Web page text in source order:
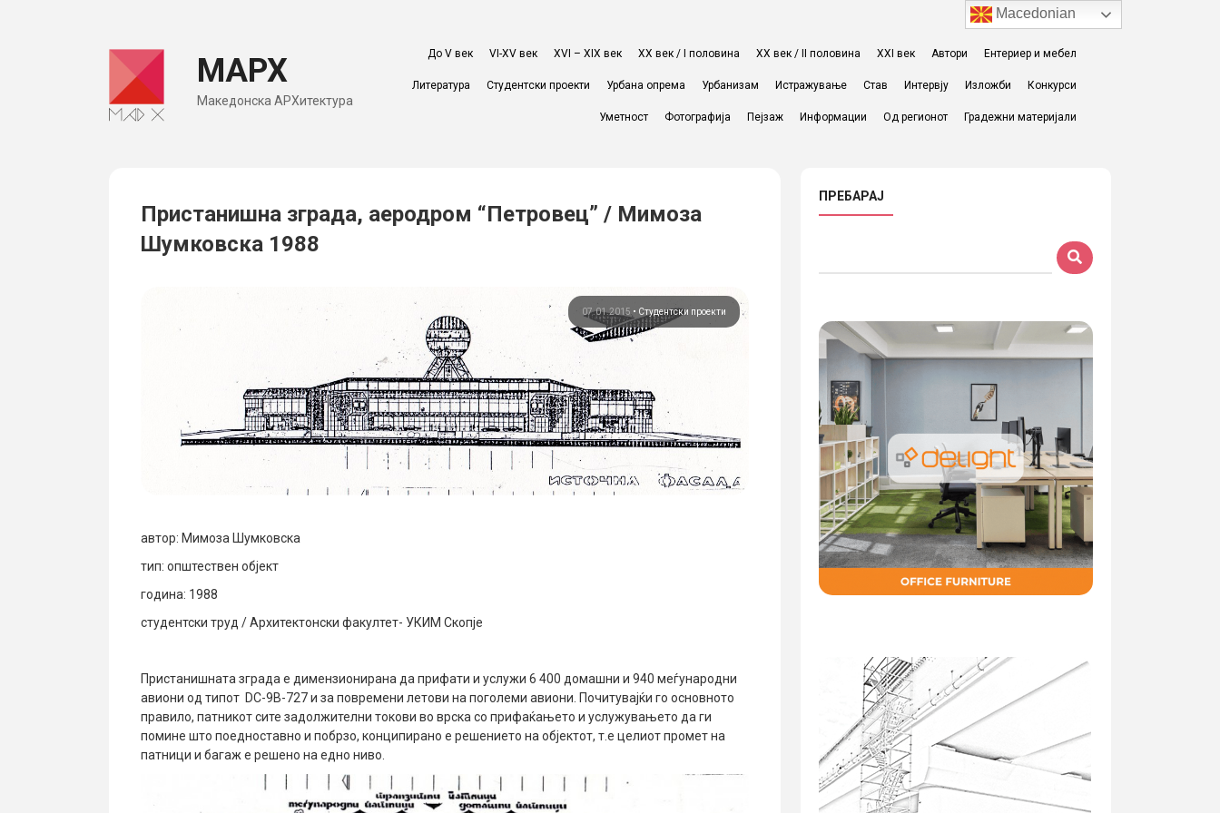
МАРХ
Македонска АРХитектура
До V век VI-XV век XVI – XIX век ХХ век / I половина ХХ век / II половина XXI век Автори Ентериер и мебел
Литература Студентски проекти Урбана опрема Урбанизам Истражување Став Интервју Изложби Конкурси
Уметност Фотографија Пејзаж Информации Од регионот Градежни материјали
Пристанишна зграда, аеродром “Петровец” / Мимоза
Шумковска 1988
07.01.2015 • Студентски проекти
автор: Мимоза Шумковска
тип: општествен објект
година: 1988
студентски труд / Архитектонски факултет- УКИМ Скопје
Пристанишната зграда е димензионирана да прифати и услужи 6 400 домашни и 940 меѓународни
авиони од типот DC-9B-727 и за повремени летови на поголеми авиони. Почитувајќи го основното
правило, патникот сите задолжителни токови во врска со прифаќањето и услужувањето да ги
помине што поедноставно и побрзо, конципирано е решението на објектот, т.е целиот промет на
патници и багаж е решено на едно ниво.
ПРЕБАРАЈ
Macedonian